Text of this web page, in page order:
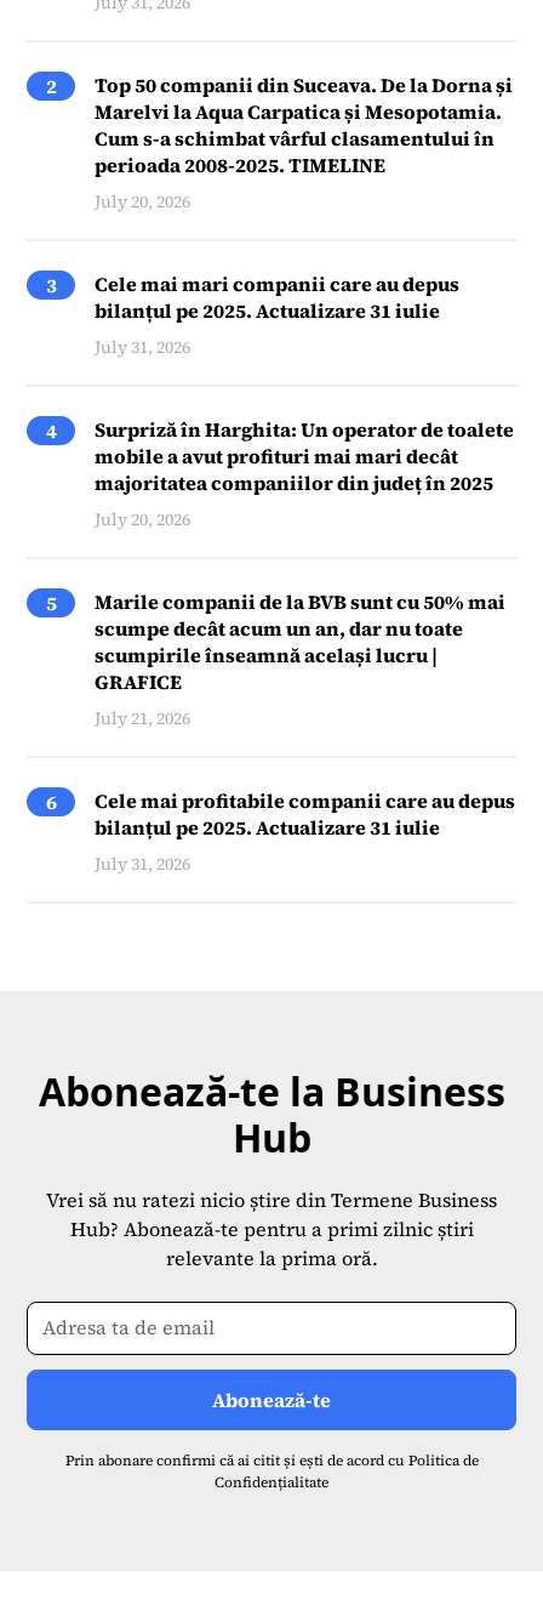
2
Top 50 companii din Suceava. De la Dorna și
Marelvi la Aqua Carpatica și Mesopotamia.
Cum s-a schimbat vârful clasamentului în
perioada 2008-2025. TIMELINE
July 20, 2026
3
Cele mai mari companii care au depus
bilanțul pe 2025. Actualizare 31 iulie
July 31, 2026
4
Surpriză în Harghita: Un operator de toalete
mobile a avut profituri mai mari decât
majoritatea companiilor din județ în 2025
July 20, 2026
5
Marile companii de la BVB sunt cu 50% mai
scumpe decât acum un an, dar nu toate
scumpirile înseamnă același lucru |
GRAFICE
July 21, 2026
6
Cele mai profitabile companii care au depus
bilanțul pe 2025. Actualizare 31 iulie
July 31, 2026
Abonează-te la Business
Hub
Vrei să nu ratezi nicio știre din Termene Business
Hub? Abonează-te pentru a primi zilnic știri
relevante la prima oră.
Prin abonare confirmi că ai citit și ești de acord cu Politica de
Confidențialitate